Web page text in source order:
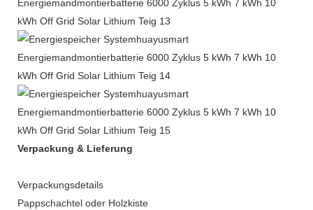
Verpackung & Lieferung
Verpackungsdetails
Pappschachtel oder Holzkiste